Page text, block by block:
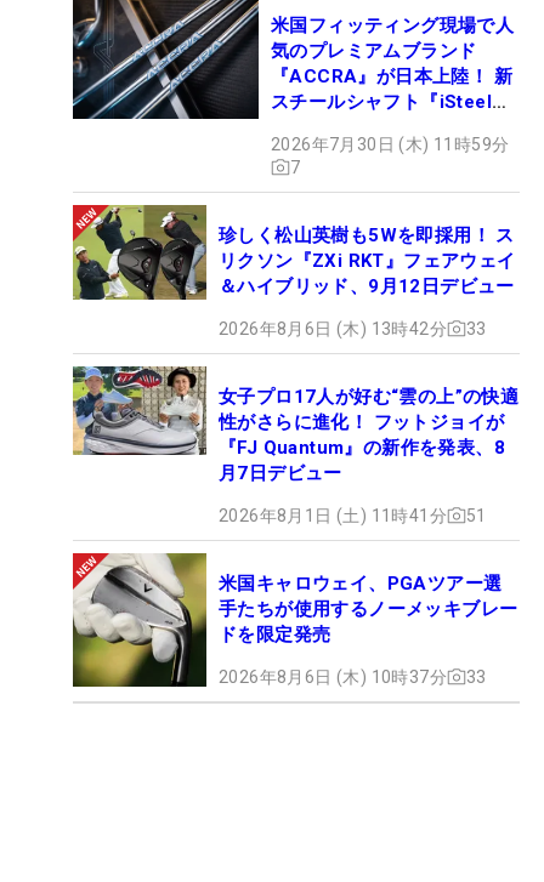
米国フィッティング現場で人
気のプレミアムブランド
『ACCRA』が日本上陸！ 新
スチールシャフト『iSteel
2026年7月30日 (木) 11時59分
7
珍しく松山英樹も5Wを即採用！ ス
リクソン『ZXi RKT』フェアウェイ
＆ハイブリッド、9月12日デビュー
2026年8月6日 (木) 13時42分 33
女子プロ17人が好む“雲の上”の快適
性がさらに進化！ フットジョイが
『FJ Quantum』の新作を発表、8
月7日デビュー
2026年8月1日 (土) 11時41分 51
米国キャロウェイ、PGAツアー選
手たちが使用するノーメッキブレー
ドを限定発売
2026年8月6日 (木) 10時37分 33